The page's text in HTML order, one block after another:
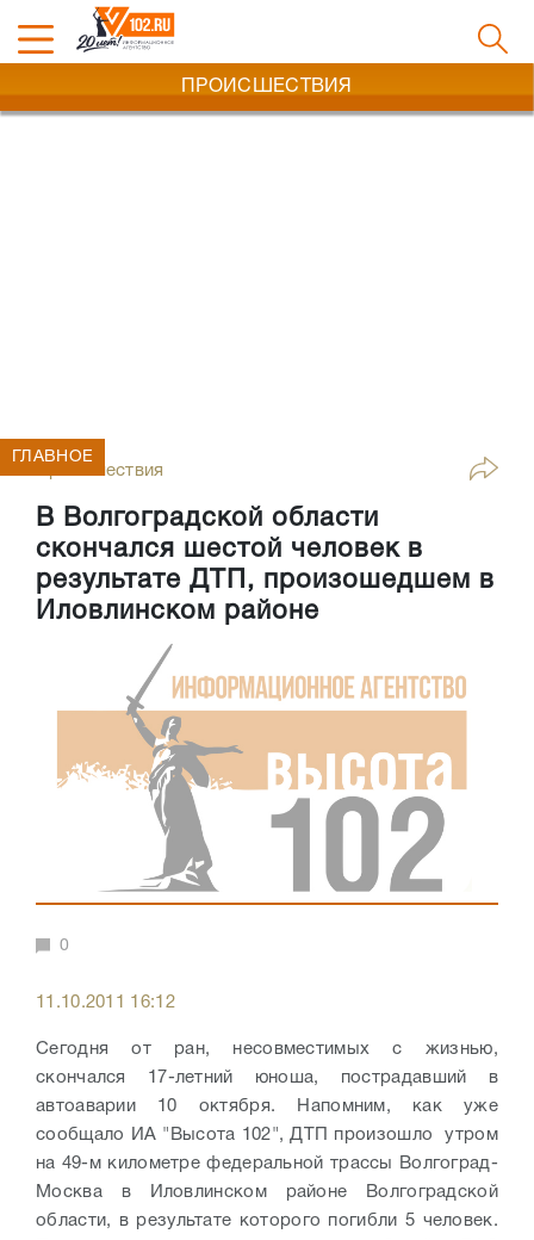
ПРОИСШЕСТВИЯ
Происшествия
В Волгоградской области
скончался шестой человек в
результате ДТП, произошедшем в
Иловлинском районе
ГЛАВНОЕ
0
11.10.2011 16:12
Сегодня от ран, несовместимых с жизнью,
скончался 17-летний юноша, пострадавший в
автоаварии 10 октября. Напомним, как уже
сообщало ИА "Высота 102", ДТП произошло утром
на 49-м километре федеральной трассы Волгоград-
Москва в Иловлинском районе Волгоградской
области, в результате которого погибли 5 человек.